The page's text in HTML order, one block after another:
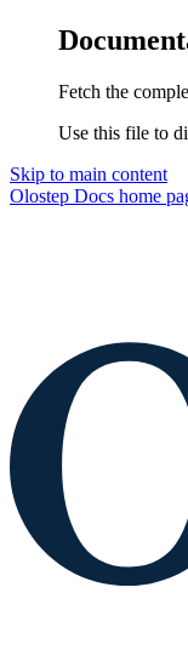
Fetch the
Use this file to
Skip to main content
Olostep Docs home